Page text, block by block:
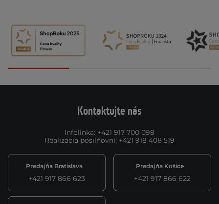
Kontaktujte nás
Infolinka: +421 917 700 098
Realizácia posilňovní: +421 918 408 519
Predajňa Bratislava
+421 917 866 623
Predajňa Košice
+421 917 866 622